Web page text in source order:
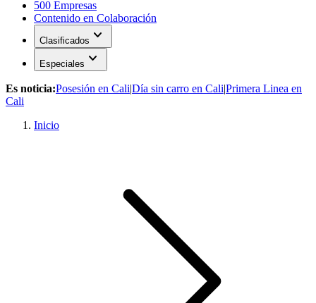
500 Empresas
Contenido en Colaboración
Clasificados expand_more
Especiales expand_more
Es noticia:Posesión en Cali|Día sin carro en Cali|Primera Linea en
Cali
Inicio